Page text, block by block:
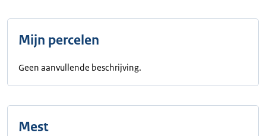
Mijn percelen
Geen aanvullende beschrijving.
Mest